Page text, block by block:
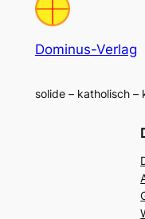
Dominus-Verlag
solide – katholisch –